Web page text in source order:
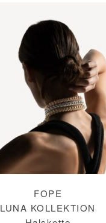
FOPE
LUNA KOLLEKTION